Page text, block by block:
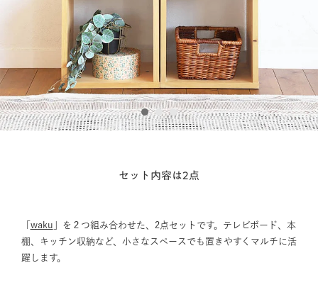
1 2 3
セット内容は2点
waku 」を２つ組み合わせた、2点セットです。テレビボード、本
棚、キッチン収納など、小さなスペースでも置きやすくマルチに活
躍します。